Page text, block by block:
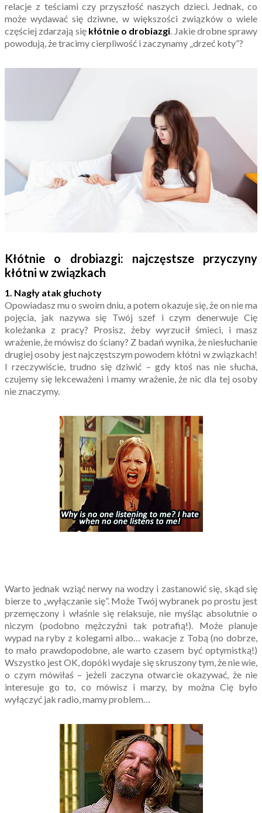
relacje z teściami czy przyszłość naszych dzieci. Jednak, co
może wydawać się dziwne, w większości związków o wiele
częściej zdarzają się kłótnie o drobiazgi. Jakie drobne sprawy
powodują, że tracimy cierpliwość i zaczynamy „drzeć koty”?
Kłótnie o drobiazgi: najczęstsze przyczyny
kłótni w związkach
1. Nagły atak głuchoty
Opowiadasz mu o swoim dniu, a potem okazuje się, że on nie ma
pojęcia, jak nazywa się Twój szef i czym denerwuje Cię
koleżanka z pracy? Prosisz, żeby wyrzucił śmieci, i masz
wrażenie, że mówisz do ściany? Z badań wynika, że niesłuchanie
drugiej osoby jest najczęstszym powodem kłótni w związkach!
I rzeczywiście, trudno się dziwić – gdy ktoś nas nie słucha,
czujemy się lekceważeni i mamy wrażenie, że nic dla tej osoby
nie znaczymy.
Warto jednak wziąć nerwy na wodzy i zastanowić się, skąd się
bierze to „wyłączanie się”. Może Twój wybranek po prostu jest
przemęczony i właśnie się relaksuje, nie myśląc absolutnie o
niczym (podobno mężczyźni tak potrafią!). Może planuje
wypad na ryby z kolegami albo… wakacje z Tobą (no dobrze,
to mało prawdopodobne, ale warto czasem być optymistką!)
Wszystko jest OK, dopóki wydaje się skruszony tym, że nie wie,
o czym mówiłaś – jeżeli zaczyna otwarcie okazywać, że nie
interesuje go to, co mówisz i marzy, by można Cię było
wyłączyć jak radio, mamy problem…